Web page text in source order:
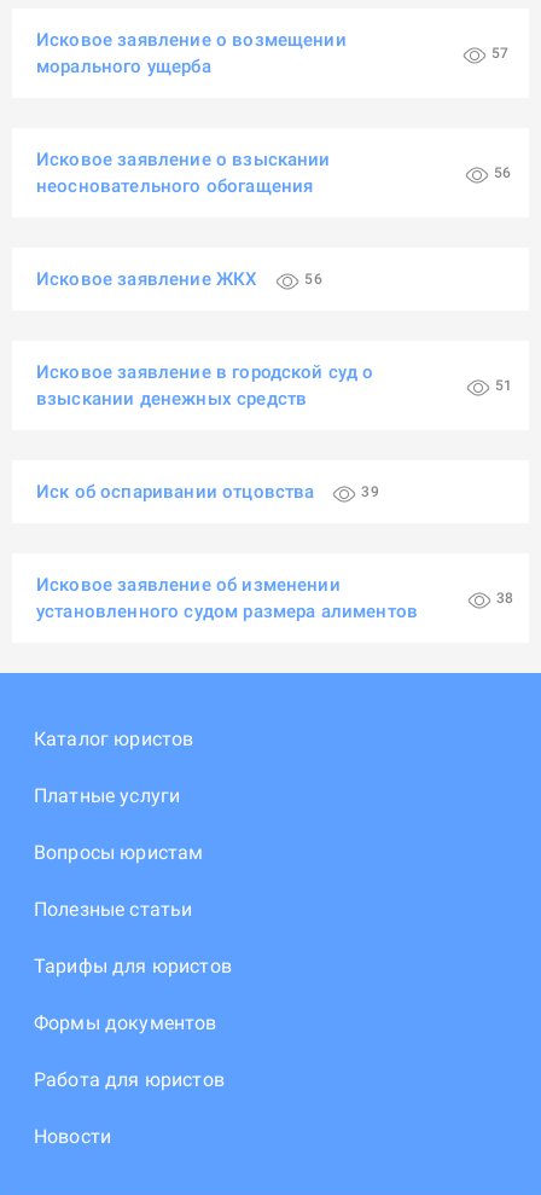
Исковое заявление о возмещении
морального ущерба
57
Исковое заявление о взыскании
неосновательного обогащения
56
Исковое заявление ЖКХ 56
Исковое заявление в городской суд о
взыскании денежных средств
51
Иск об оспаривании отцовства 39
Исковое заявление об изменении
установленного судом размера алиментов
38
Каталог юристов
Платные услуги
Вопросы юристам
Полезные статьи
Тарифы для юристов
Формы документов
Работа для юристов
Новости